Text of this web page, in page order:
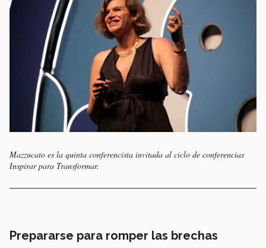
Mazzucato es la quinta conferencista invitada al ciclo de conferencias
Inspirar para Transformar.
Prepararse para romper las brechas